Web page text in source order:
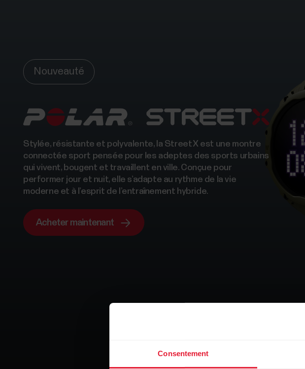
Consentement
Nouveauté
Stylée, résistante et polyvalente, la Street X est une montre
connectée sport pensée pour les adeptes des sports urbains
qui vivent, bougent et travaillent en ville. Conçue pour
performer jour et nuit, elle s’adapte au rythme de la vie
moderne et à l’esprit de l’entraînement hybride.
Acheter maintenant